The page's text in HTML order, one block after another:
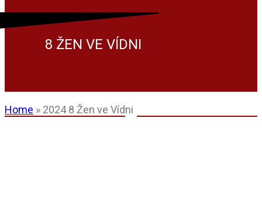
8 ŽEN VE VÍDNI
Home » 2024 8 Žen ve Vídni